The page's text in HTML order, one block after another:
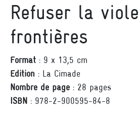
Refuser la
frontières
Format : 9 x 13,5 cm
Edition : La Cimade
Nombre de page : 28 pages
ISBN : 978-2-900595-84-8